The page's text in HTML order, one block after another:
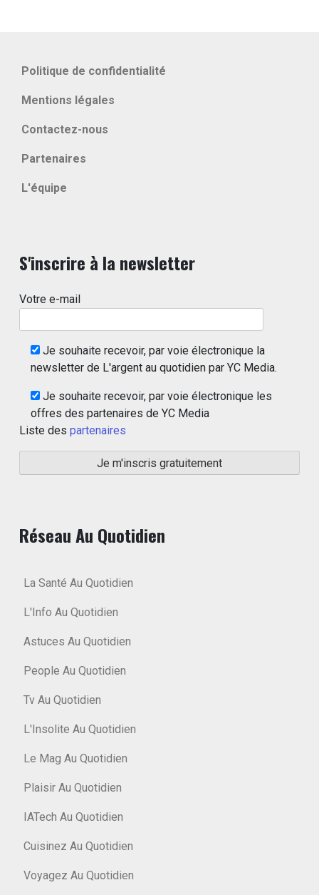
Politique de confidentialité
Mentions légales
Contactez-nous
Partenaires
L'équipe
S'inscrire à la newsletter
Votre e-mail
Je souhaite recevoir, par voie électronique la
newsletter de L'argent au quotidien par YC Media.
Je souhaite recevoir, par voie électronique les
offres des partenaires de YC Media
Liste des partenaires
Réseau Au Quotidien
La Santé Au Quotidien
L'Info Au Quotidien
Astuces Au Quotidien
People Au Quotidien
Tv Au Quotidien
L'Insolite Au Quotidien
Le Mag Au Quotidien
Plaisir Au Quotidien
IATech Au Quotidien
Cuisinez Au Quotidien
Voyagez Au Quotidien